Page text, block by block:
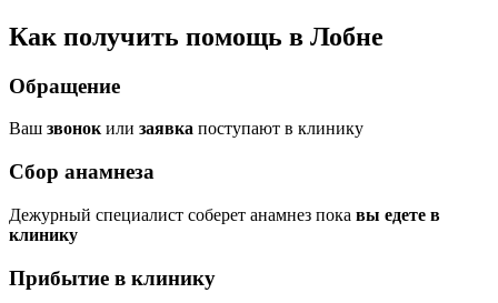
Как получить помощь в Лобне
Обращение
Ваш звонокили заявка поступают в клинику
Сбор анамнеза
Дежурный специалист соберет анамнез пока вы едете в
клинику
Прибытие в клинику